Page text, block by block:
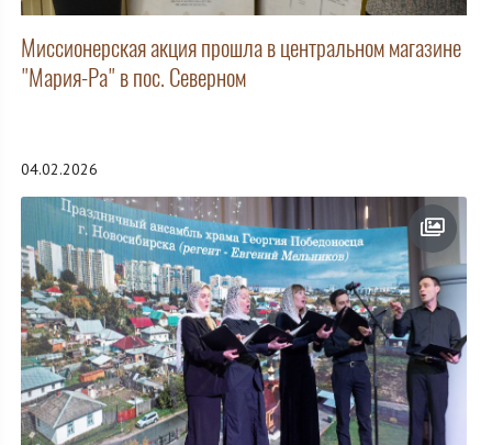
Миссионерская акция прошла в центральном магазине
"Мария-Ра" в пос. Северном
04.02.2026